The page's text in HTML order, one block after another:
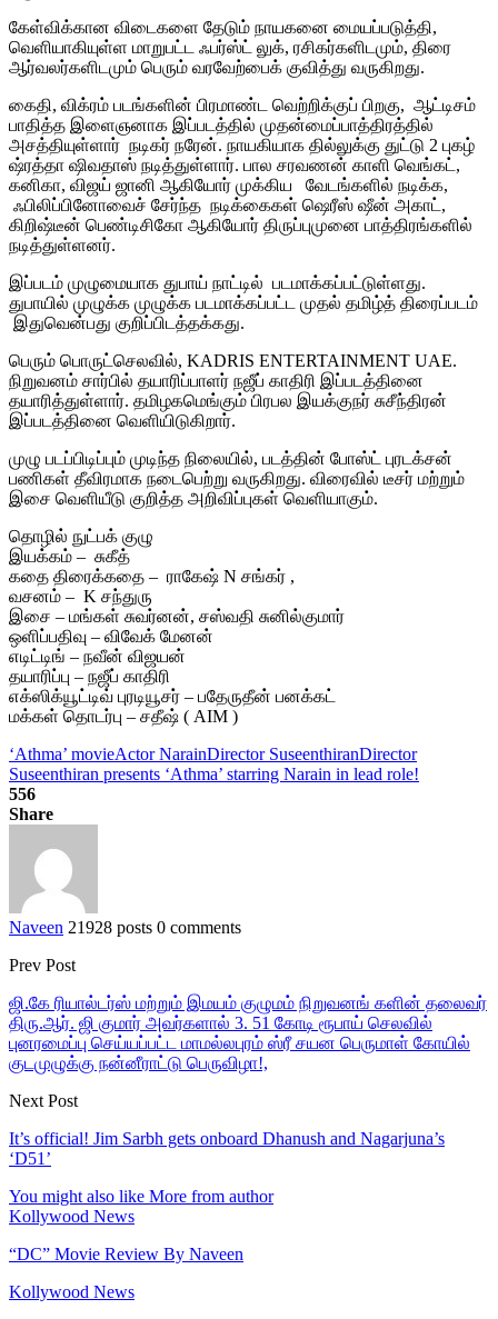
கேள்விக்கான விடைகளை தேடும் நாயகனை மையப்படுத்தி,
வெளியாகியுள்ள மாறுபட்ட ஃபர்ஸ்ட் லுக், ரசிகர்களிடமும், திரை
ஆர்வலர்களிடமும் பெரும் வரவேற்பைக் குவித்து வருகிறது.
கைதி, விக்ரம் படங்களின் பிரமாண்ட வெற்றிக்குப் பிறகு, ஆட்டிசம்
பாதித்த இளைஞனாக இப்படத்தில் முதன்மைப்பாத்திரத்தில்
அசத்தியுள்ளார் நடிகர் நரேன். நாயகியாக தில்லுக்கு துட்டு 2 புகழ்
ஷ்ரத்தா ஷிவதாஸ் நடித்துள்ளார். பால சரவணன் காளி வெங்கட்,
கனிகா, விஜய் ஜானி ஆகியோர் முக்கிய வேடங்களில் நடிக்க,
ஃபிலிப்பினோவைச் சேர்ந்த நடிக்கைகள் ஷெரீஸ் ஷீன் அகாட்,
கிறிஷ்டீன் பெண்டிசிகோ ஆகியோர் திருப்புமுனை பாத்திரங்களில்
நடித்துள்ளனர்.
இப்படம் முழுமையாக துபாய் நாட்டில் படமாக்கப்பட்டுள்ளது.
துபாயில் முழுக்க முழுக்க படமாக்கப்பட்ட முதல் தமிழ்த் திரைப்படம்
இதுவென்பது குறிப்பிடத்தக்கது.
பெரும் பொருட்செலவில், KADRIS ENTERTAINMENT UAE.
நிறுவனம் சார்பில் தயாரிப்பாளர் நஜீப் காதிரி இப்படத்தினை
தயாரித்துள்ளார். தமிழகமெங்கும் பிரபல இயக்குநர் சுசீந்திரன்
இப்படத்தினை வெளியிடுகிறார்.
முழு படப்பிடிப்பும் முடிந்த நிலையில், படத்தின் போஸ்ட் புரடக்சன்
பணிகள் தீவிரமாக நடைபெற்று வருகிறது. விரைவில் டீசர் மற்றும்
இசை வெளியீடு குறித்த அறிவிப்புகள் வெளியாகும்.
தொழில் நுட்பக் குழு
இயக்கம் – சுகீத்
கதை திரைக்கதை – ராகேஷ் N சங்கர் ,
வசனம் – K சந்துரு
இசை – மங்கள் சுவர்னன், சஸ்வதி சுனில்குமார்
ஒளிப்பதிவு – விவேக் மேனன்
எடிட்டிங் – நவீன் விஜயன்
தயாரிப்பு – நஜீப் காதிரி
எக்ஸிக்யூட்டிவ் புரடியூசர் – பதேருதீன் பனக்கட்
மக்கள் தொடர்பு – சதீஷ் ( AIM )
‘Athma’ movieActor NarainDirector SuseenthiranDirector
Suseenthiran presents ‘Athma’ starring Narain in lead role!
556
Share
Naveen 21928 posts 0 comments
Prev Post
ஜி.கே ரியால்டர்ஸ் மற்றும் இமயம் குழுமம் நிறுவனங் களின் தலைவர்
திரு.ஆர். ஜி குமார் அவர்களால் 3. 51 கோடி ரூபாய் செலவில்
புனரமைப்பு செய்யப்பட்ட மாமல்லபுரம் ஸ்ரீ சயன பெருமாள் கோயில்
குடமுழுக்கு நன்னீராட்டு பெருவிழா!,
Next Post
It’s official! Jim Sarbh gets onboard Dhanush and Nagarjuna’s
‘D51’
You might also like More from author
Kollywood News
“DC” Movie Review By Naveen
Kollywood News